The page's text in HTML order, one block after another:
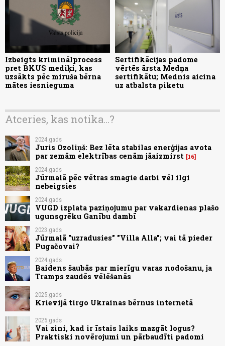
Izbeigts kriminālprocess
pret BKUS mediķi, kas
uzsākts pēc miruša bērna
mātes iesnieguma
Sertifikācijas padome
vērtēs ārsta Medņa
sertifikātu; Mednis aicina
uz atbalsta piketu
Atceries, kas notika...?
2024.gads
Juris Ozoliņš: Bez lēta stabilas enerģijas avota
par zemām elektrības cenām jāaizmirst 16
2024.gads
Jūrmalā pēc vētras smagie darbi vēl ilgi
nebeigsies
2024.gads
VUGD izplata paziņojumu par vakardienas plašo
ugunsgrēku Ganību dambī
2023.gads
Jūrmalā "uzradusies" "Villa Alla"; vai tā pieder
Pugačovai?
2024.gads
Baidens šaubās par mierīgu varas nodošanu, ja
Tramps zaudēs vēlēšanās
2025.gads
Krievijā tirgo Ukrainas bērnus internetā
2025.gads
Vai zini, kad ir īstais laiks mazgāt logus?
Praktiski novērojumi un pārbaudīti padomi